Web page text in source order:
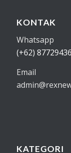
KONTAK
Whatsapp
(+62)
Email
KATEGORI